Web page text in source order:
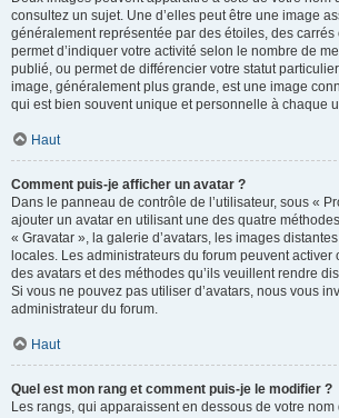
consultez un sujet. Une d’elles peut être une image
généralement représentée par des étoiles, des carrés
permet d’indiquer votre activité selon le nombre de
publié, ou permet de différencier votre statut particulier
image, généralement plus grande, est une image
qui est bien souvent unique et personnelle à chaque
Haut
Comment puis-je afficher un avatar ?
Dans le panneau de contrôle de l’utilisateur, sous «
ajouter un avatar en utilisant une des quatre
« Gravatar », la galerie d’avatars, les images
locales. Les administrateurs du forum peuvent activer
des avatars et des méthodes qu’ils veuillent rendre
Si vous ne pouvez pas utiliser d’avatars, nous vous
administrateur du forum.
Haut
Quel est mon rang et comment puis-je le modifier ?
Les rangs, qui apparaissent en dessous de votre nom